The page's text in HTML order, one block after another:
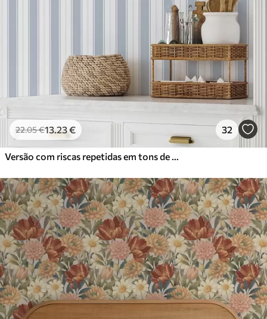
22.05€13.23€ 32
Versão com riscas repetidas em tons de cinzento-azul